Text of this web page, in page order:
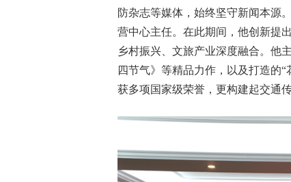
防杂志等媒体，始终坚守新闻本源
营中心主任。在此期间，他创新提
乡村振兴、文旅产业深度融合。他
四节气》等精品力作，以及打造的
获多项国家级荣誉，更构建起交通